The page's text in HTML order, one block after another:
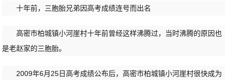
十年前，三胞胎兄弟因高考成绩连号而出名
高密市柏城镇小河崖村十年前曾经这样沸腾过，当时沸腾的原因也
是老赵家的三胞胎。
2009年6月25日高考成绩公布后，高密市柏城镇小河崖村很快成为